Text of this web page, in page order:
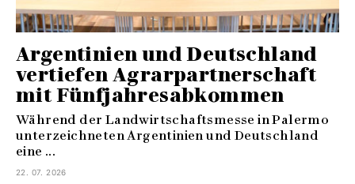
Argentinien und Deutschland
vertiefen Agrarpartnerschaft
mit Fünfjahresabkommen
Während der Landwirtschaftsmesse in Palermo
unterzeichneten Argentinien und Deutschland
eine ...
22. 07. 2026